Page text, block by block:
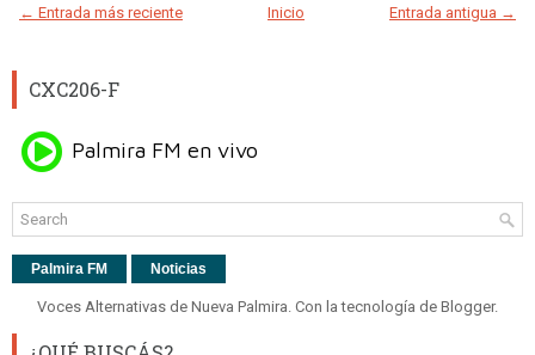
← Entrada más reciente Entrada antigua →
Inicio
CXC206-F
Palmira FM Noticias
Voces Alternativas de Nueva Palmira. Con la tecnología de Blogger.